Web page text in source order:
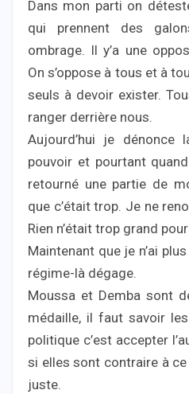
Dans mon parti on
qui prennent des
ombrage. Il y’a une
On s’oppose à tous et à
seuls à devoir exister.
ranger derrière nous.
Aujourd’hui je dénonce
pouvoir et pourtant
retourné une partie de
que c’était trop. Je ne
Rien n’était trop grand
Maintenant que je n’ai
régime-là dégage.
Moussa et Demba sont
médaille, il faut savoir
politique c’est accepter
si elles sont contraire à
juste.